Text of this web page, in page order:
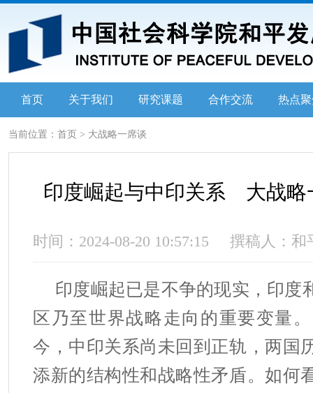
首页 关于我们 研究课题 合作交流 热点
当前位置： 首页 > 大战略一席谈
印度崛起与中印关系 大战略
时间：2024-08-20 10:57:15 撰稿人：和
印度崛起已是不争的现实，印度
区乃至世界战略走向的重要变量
今，中印关系尚未回到正轨，两国
添新的结构性和战略性矛盾。如何